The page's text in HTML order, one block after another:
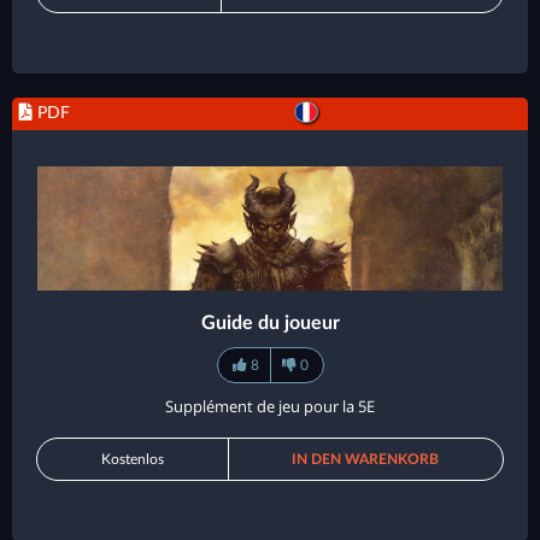
PDF
Guide du joueur
8 0
Supplément de jeu pour la 5E
Kostenlos IN DEN WARENKORB